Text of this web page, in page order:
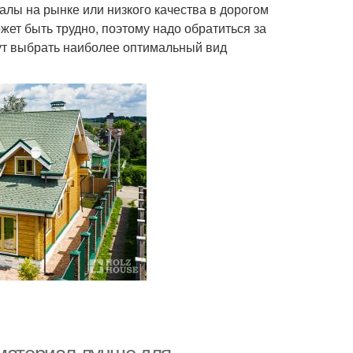
на рынке или низкого качества в дорогом
быть трудно, поэтому надо обратиться за
выбрать наиболее оптимальный вид